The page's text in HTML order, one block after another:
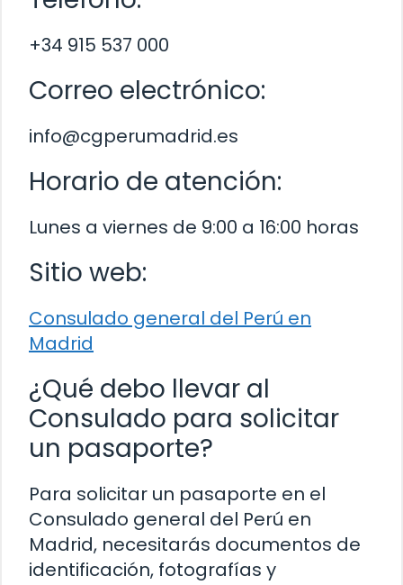
+34 915 537 000
Correo electrónico:
info@cgperumadrid.es
Horario de atención:
Lunes a viernes de 9:00 a 16:00 horas
Sitio web:
Consulado general del Perú en
Madrid
¿Qué debo llevar al
Consulado para solicitar
un pasaporte?
Para solicitar un pasaporte en el
Consulado general del Perú en
Madrid, necesitarás documentos de
identificación, fotografías y